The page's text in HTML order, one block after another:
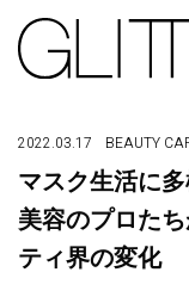
2022.03.17 BEAUTY
マスク生活に
美容のプロた
ティ界の変化